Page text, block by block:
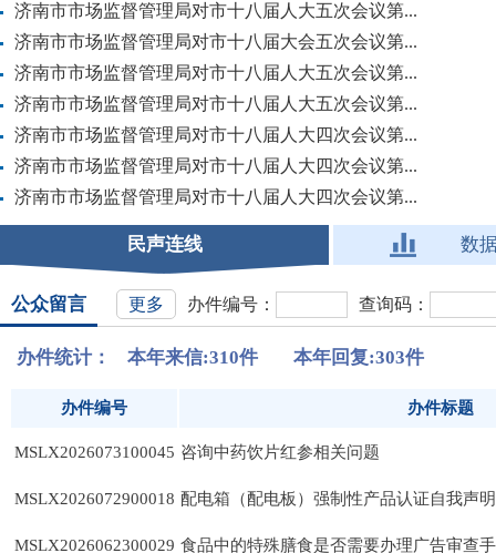
济南市市场监督管理局对市十八届人大五次会议第...
济南市市场监督管理局对市十八届大会五次会议第...
济南市市场监督管理局对市十八届人大五次会议第...
济南市市场监督管理局对市十八届人大五次会议第...
济南市市场监督管理局对市十八届人大四次会议第...
济南市市场监督管理局对市十八届人大四次会议第...
济南市市场监督管理局对市十八届人大四次会议第...
民声连线 数
公众留言 更多